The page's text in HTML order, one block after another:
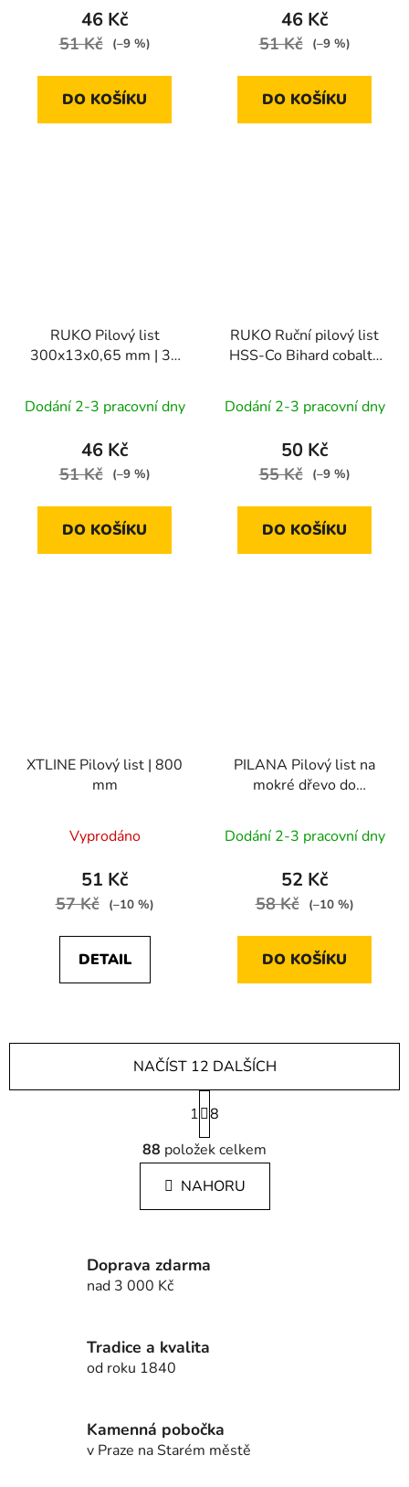
46 Kč
51 Kč (–9 %)
DO KOŠÍKU
46 Kč
51 Kč (–9 %)
DO KOŠÍKU
RUKO Pilový list
300x13x0,65 mm | 32
Dodání 2-3 pracovní dny
46 Kč
51 Kč (–9 %)
DO KOŠÍKU
RUKO Ruční pilový list
HSS-Co Bihard cobalt |
Dodání 2-3 pracovní dny
50 Kč
55 Kč (–9 %)
DO KOŠÍKU
XTLINE Pilový list | 800
mm
Vyprodáno
51 Kč
57 Kč (–10 %)
DETAIL
PILANA Pilový list na
mokré dřevo do
Dodání 2-3 pracovní dny
52 Kč
58 Kč (–10 %)
DO KOŠÍKU
O
v
l
á
d
í
k
ý
p
i
NAČÍST 12 DALŠÍCH
S
t
r
á
n
k
í
1 8
88 položek celkem
NAHORU
Doprava zdarma
nad 3 000 Kč
Tradice a kvalita
od roku 1840
Kamenná pobočka
v Praze na Starém městě